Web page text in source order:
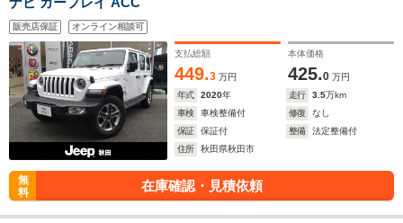
販売店保証 オンライン相談可
支払総額
449.3 万円
本体価格
425.0 万円
年式
2020年 走行 3.5万km
車検
車検整備付 修復
なし
保証
保証付 整備
法定整備付
住所
秋田県秋田市
無
料
在庫確認・見積依頼